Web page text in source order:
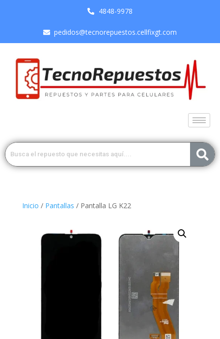
4848-9978
pedidos@tecnorepuestos.cellfixgt.com
Inicio / Pantallas / Pantalla LG K22